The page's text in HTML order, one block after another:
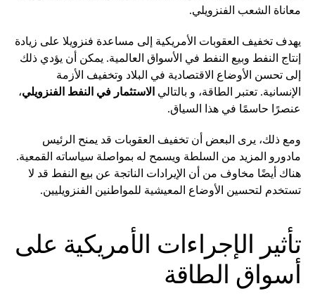
معاناة الشعب الفنزويلي.
يهدف تخفيف العقوبات الأمريكية إلى مساعدة فنزويلا على زيادة
إنتاج النفط وبيع النفط في الأسواق العالمية. يمكن أن يؤدي ذلك
إلى تحسن الأوضاع الاقتصادية في البلاد وتخفيف الأزمة
الإنسانية. تعتبر الطاقة، و بالتالي الاستثمار في النفط الفنزويلي،
عنصرًا حاسمًا في هذا السياق.
ومع ذلك، يرى البعض أن تخفيف العقوبات قد يمنح الرئيس
مادورو المزيد من السلطة ويسمح له بمواصلة سياساته القمعية.
هناك أيضًا مخاوف من أن الإيرادات الناتجة عن بيع النفط قد لا
تستخدم لتحسين الأوضاع المعيشية للمواطنين الفنزويليين.
تأثير الإجراءات الأمريكية على
أسواق الطاقة